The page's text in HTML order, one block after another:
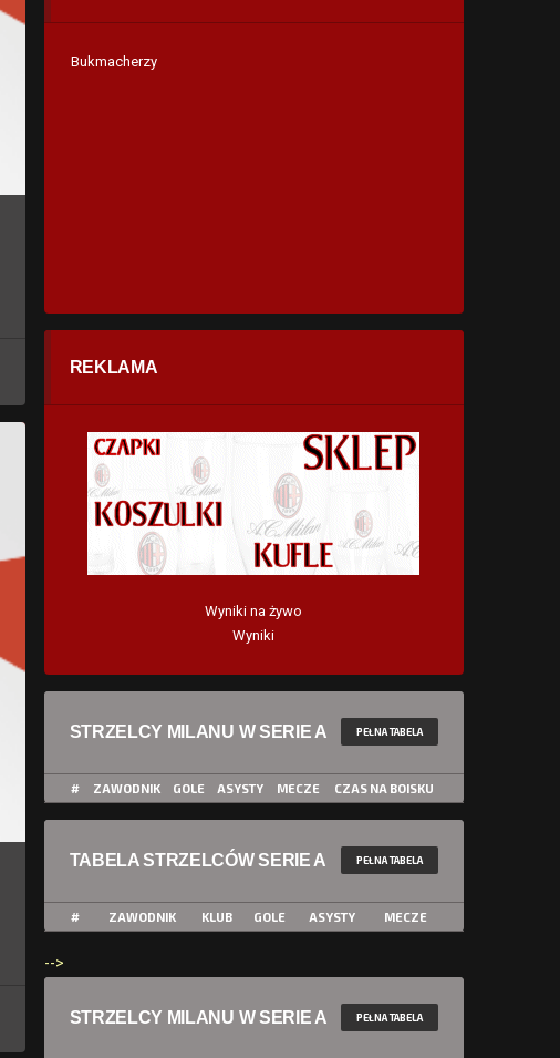
Bukmacherzy
REKLAMA
Wyniki na żywo
Wyniki
STRZELCY MILANU W SERIE A PEŁNA TABELA
# ZAWODNIK GOLE ASYSTY MECZE CZAS NA BOISKU
TABELA STRZELCÓW SERIE A PEŁNA TABELA
# ZAWODNIK KLUB GOLE ASYSTY MECZE
-->
STRZELCY MILANU W SERIE A PEŁNA TABELA